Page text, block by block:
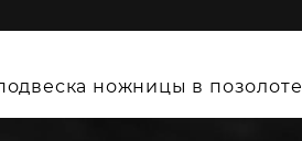
ножницы в позолоте